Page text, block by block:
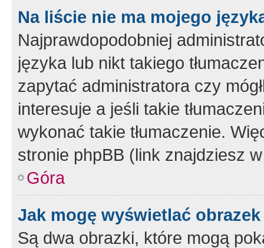
Na liście nie ma mojego
Najprawdopodobniej
języka lub nikt takiego
zapytać administratora czy
interesuje a jeśli takie
wykonać takie tłumaczenie.
stronie phpBB (link znajdziesz
Góra
Jak mogę wyświetlać
Są dwa obrazki, które mogą